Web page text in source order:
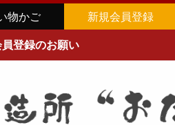
物かご 新規会員登録
登録のお願い